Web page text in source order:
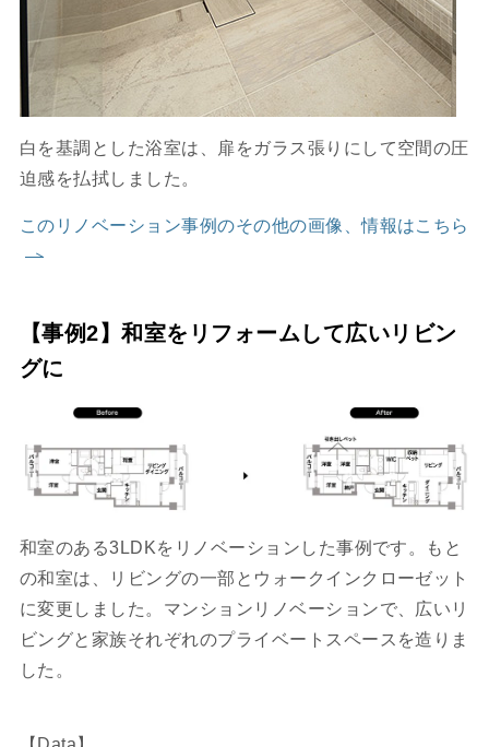
白を基調とした浴室は、扉をガラス張りにして空間の圧
迫感を払拭しました。
このリノベーション事例のその他の画像、情報はこちら
【事例2】和室をリフォームして広いリビン
グに
和室のある3LDKをリノベーションした事例です。もと
の和室は、リビングの一部とウォークインクローゼット
に変更しました。マンションリノベーションで、広いリ
ビングと家族それぞれのプライベートスペースを造りま
した。